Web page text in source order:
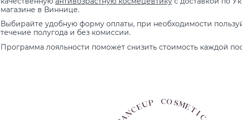
магазине в Виннице.
Выбирайте удобную форму оплаты, при необходимости
течение полугода и без комиссии.
Программа лояльности поможет снизить стоимость каждой